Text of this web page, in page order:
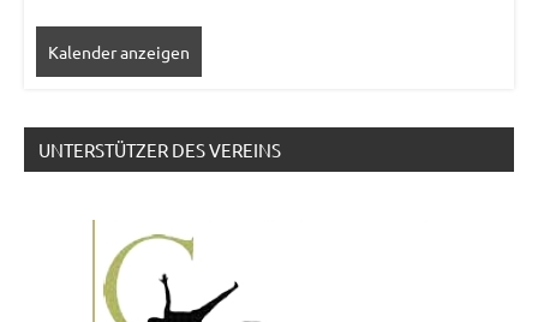
Kalender anzeigen
UNTERSTÜTZER DES VEREINS